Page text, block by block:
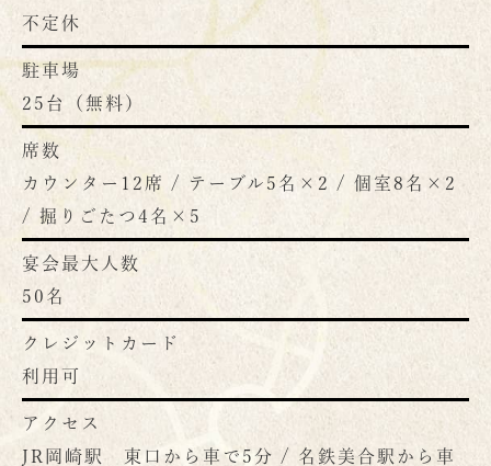
不定休
駐車場
25台（無料）
席数
カウンター12席 / テーブル5名×2 / 個室8名×2
/ 掘りごたつ4名×5
宴会最大人数
50名
クレジットカード
利用可
アクセス
JR岡崎駅 東口から車で5分 / 名鉄美合駅から車